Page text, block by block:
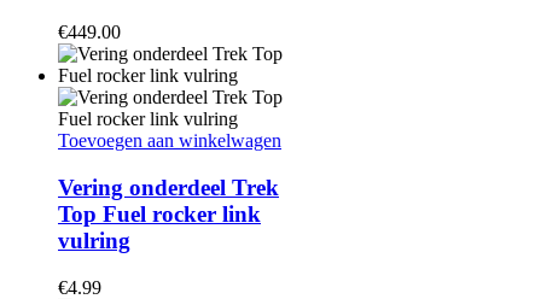
€449.00
Toevoegen aan winkelwagen
Vering onderdeel Trek
Top Fuel rocker link
vulring
€4.99